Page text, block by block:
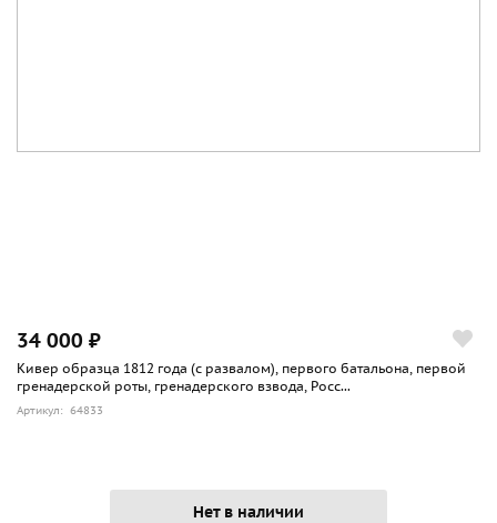
34 000 ₽
Кивер образца 1812 года (с развалом), первого батальона, первой
гренадерской роты, гренадерского взвода, Росс...
Артикул: 64833
Нет в наличии